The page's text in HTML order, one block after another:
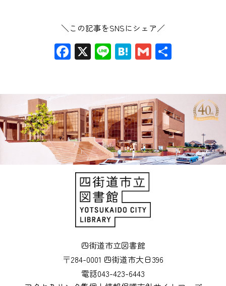
＼この記事をSNSにシェア／
Facebook
X LineHatena
Gmail
四街道市立図書館
〒284-0001 四街道市大日396
電話043-423-6443